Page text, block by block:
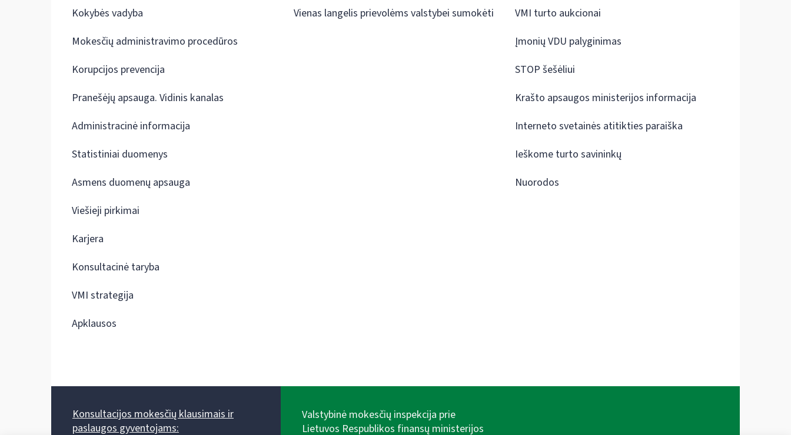
Kokybės vadyba
Mokesčių administravimo procedūros
Korupcijos prevencija
Pranešėjų apsauga. Vidinis kanalas
Administracinė informacija
Statistiniai duomenys
Asmens duomenų apsauga
Viešieji pirkimai
Karjera
Konsultacinė taryba
VMI strategija
Apklausos
Vienas langelis prievolėms valstybei sumokėti
VMI turto aukcionai
Įmonių VDU palyginimas
STOP šešėliui
Krašto apsaugos ministerijos informacija
Interneto svetainės atitikties paraiška
Ieškome turto savininkų
Nuorodos
Konsultacijos mokesčių klausimais ir
paslaugos gyventojams:
Valstybinė mokesčių inspekcija prie
Lietuvos Respublikos finansų ministerijos